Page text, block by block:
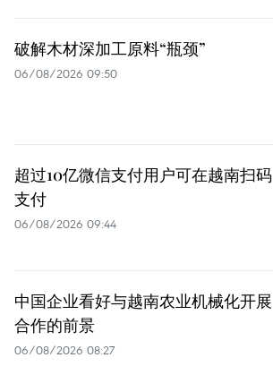
破解木材深加工原料“瓶颈”
06/08/2026 09:50
超过10亿微信支付用户可在越南扫码
支付
06/08/2026 09:44
中国企业看好与越南农业机械化开展
合作的前景
06/08/2026 08:27